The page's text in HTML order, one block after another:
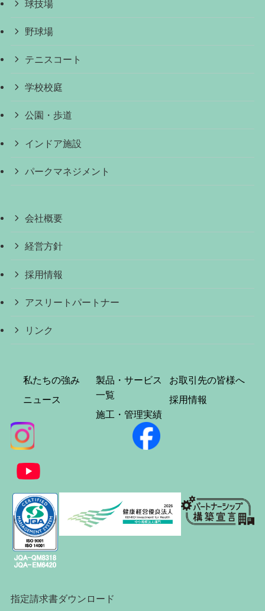
球技場
野球場
テニスコート
学校校庭
公園・歩道
インドア施設
パークマネジメント
会社概要
経営方針
採用情報
アスリートパートナー
リンク
私たちの強み
ニュース
製品・サービス
一覧
施工・管理実績
お取引先の皆様へ
採用情報
指定請求書ダウンロード